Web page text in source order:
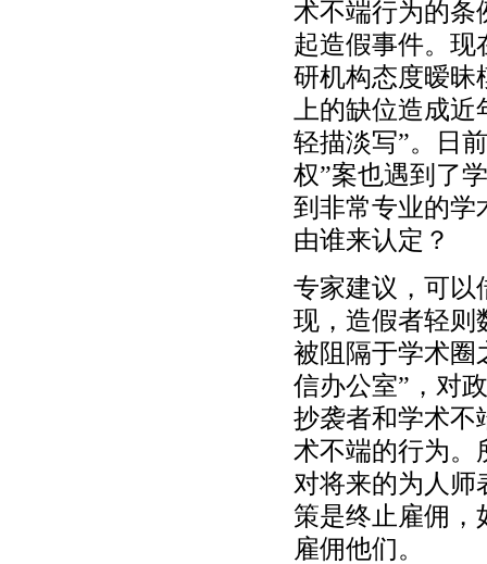
术不端行为的条
起造假事件。现
研机构态度暧
上的缺位造成
轻描淡写”。日
权”案也遇到了
到非常专业的学
由谁来认定？
专家建议，可以
现，造假者轻则
被阻隔于学术圈
信办公室”，对
抄袭者和学术不
术不端的行为。
对将来的为人师
策是终止雇佣，
雇佣他们。